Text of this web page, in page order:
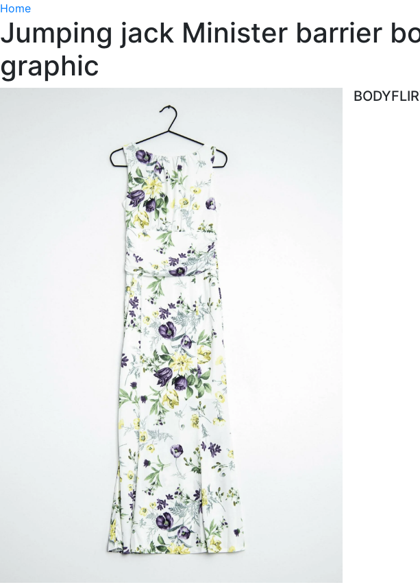
Home
Jumping jack Minister barrier
graphic